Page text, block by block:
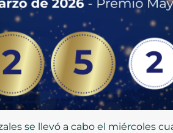
se llevó a cabo el miércoles